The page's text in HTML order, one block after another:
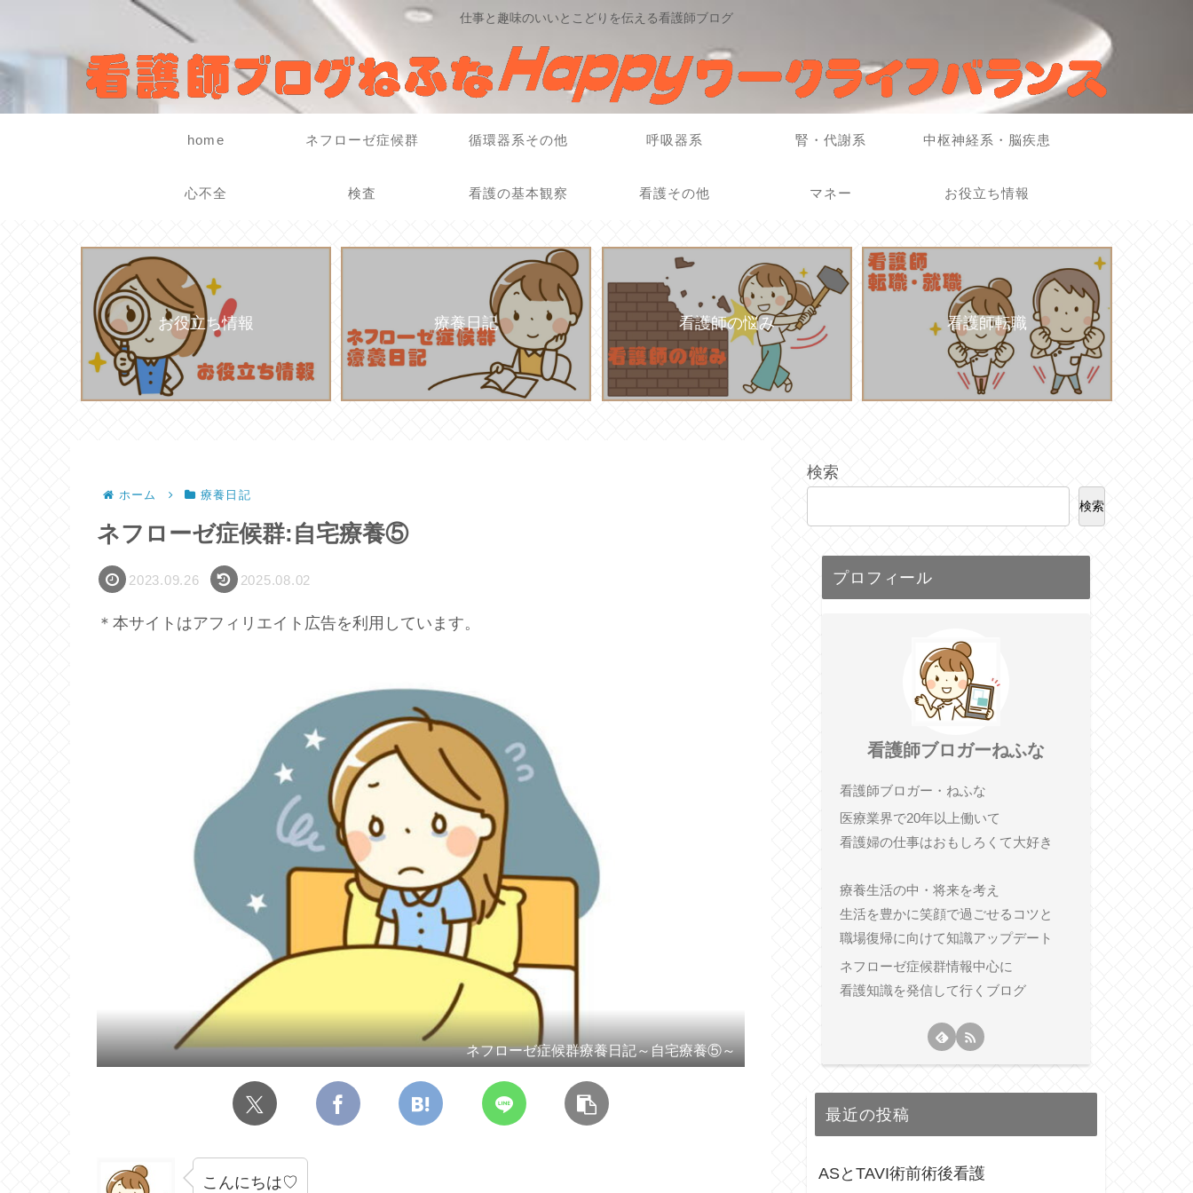
仕事と趣味のいいとこどりを伝える看護師ブログ
home ネフローゼ症候群 循環器系その他 呼吸器系 腎・代謝系 中枢神経系・脳疾患
心不全 検査 看護の基本観察 看護その他 マネー お役立ち情報
お役立ち情報 療養日記 看護師の悩み 看護師転職
ホーム 療養日記
ネフローゼ症候群:自宅療養⑤
2023.09.26 2025.08.02
＊本サイトはアフィリエイト広告を利用しています。
ネフローゼ症候群療養日記～自宅療養⑤～
こんにちは♡
検索
検索
プロフィール
看護師ブロガーねふな
看護師ブロガー・ねふな
医療業界で20年以上働いて
看護婦の仕事はおもしろくて大好き
療養生活の中・将来を考え
生活を豊かに笑顔で過ごせるコツと
職場復帰に向けて知識アップデート
ネフローゼ症候群情報中心に
看護知識を発信して行くブログ
最近の投稿
ASとTAVI術前術後看護